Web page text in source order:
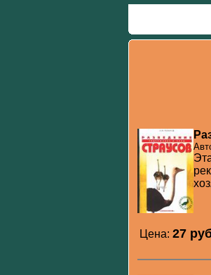
Цена: 27